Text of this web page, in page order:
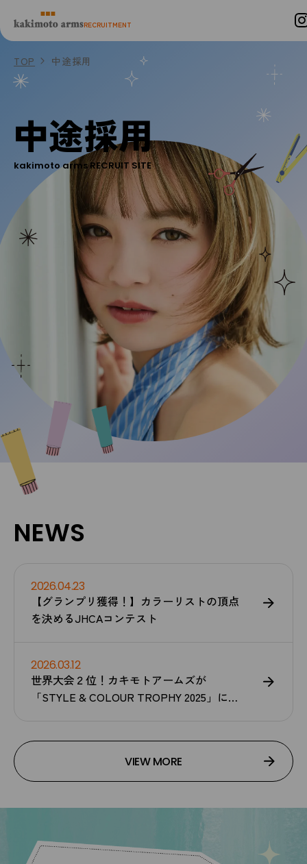
RECRUITMENT
TOP 中途採用
中途採用
kakimoto arms RECRUIT SITE
NEWS
2026.04.23
【グランプリ獲得！】カラーリストの頂点
を決めるJHCAコンテスト
2026.03.12
世界大会２位！カキモトアームズが
「STYLE & COLOUR TROPHY 2025」にて
VIEW MORE